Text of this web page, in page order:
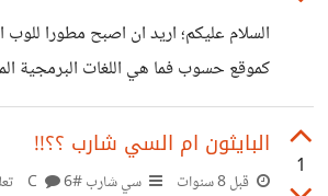
السلام عليكم؛ اريد ان اصبح مطورا
كموقع حسوب فما هي اللغات البرمجية
-سمعت ب HTML و CSS-واكون ممنون لكم وشاكر جدا
1
البايثون ام السي شارب ؟؟!!
قبل 8 سنوات سي شارب #C6 تعليقات